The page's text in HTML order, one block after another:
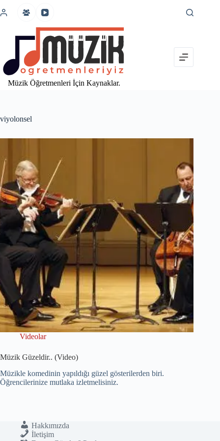
atla
Müzik Öğretmenleri İçin Kaynaklar.
viyolonsel
Videolar
Müzik Güzeldir.. (Video)
Müzikle komedinin yapıldığı güzel gösterilerden biri.
Öğrencilerinize mutlaka izletmelisiniz.
Hakkımızda
İletişim